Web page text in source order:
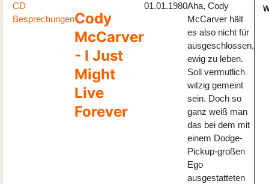
CD
BesprechungenCody
McCarver
- I Just
Might
Live
Forever
01.01.1980Aha, Cody
McCarver hält
es also nicht für
ausgeschlossen,
ewig zu leben.
Soll vermutlich
witzig gemeint
sein. Doch so
ganz weiß man
das bei dem mit
einem Dodge-
Pickup-großen
Ego
ausgestatteten